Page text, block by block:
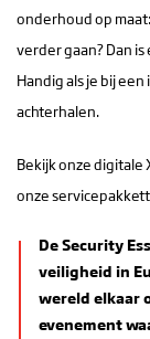
onderhoud op
verder gaan? Dan
Handig als je bij
achterhalen.
Bekijk onze
onze
De Security
veiligheid in
wereld elkaar
evenement